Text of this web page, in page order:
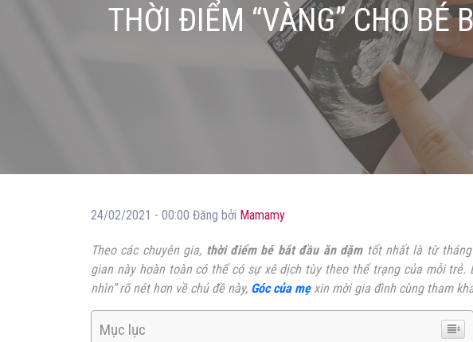
THỜI ĐIỂM “VÀNG” CHO BÉ
24/02/2021 - 00:00 Đăng bởi Mamamy
Theo các chuyên gia, thời điểm bé bắt đầu ăn dặmtốt nhất là từ tháng
gian này hoàn toàn có thể có sự xê dịch tùy theo thể trạng của mỗi trẻ.
nhìn” rõ nét hơn về chủ đề này, Góc của mẹxin mời gia đình cùng tham
Mục lục